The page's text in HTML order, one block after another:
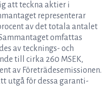
att teckna aktier i
representerar
av det totala antalet
omfattas
av tecknings- och
till cirka 260 MSEK,
av Företrädesemissionen.
utgå för dessa garanti-